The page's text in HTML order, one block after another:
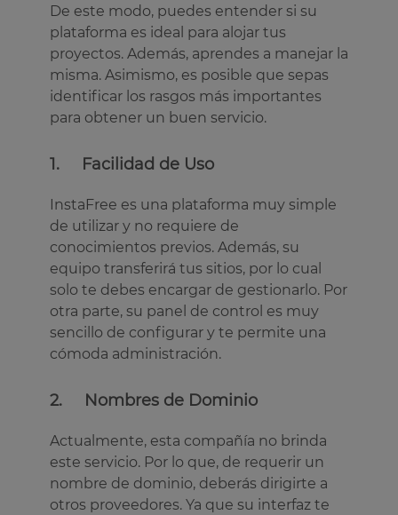
De este modo, puedes entender si su
plataforma es ideal para alojar tus
proyectos. Además, aprendes a manejar la
misma. Asimismo, es posible que sepas
identificar los rasgos más importantes
para obtener un buen servicio.
1. Facilidad de Uso
InstaFree es una plataforma muy simple
de utilizar y no requiere de
conocimientos previos. Además, su
equipo transferirá tus sitios, por lo cual
solo te debes encargar de gestionarlo. Por
otra parte, su panel de control es muy
sencillo de configurar y te permite una
cómoda administración.
2. Nombres de Dominio
Actualmente, esta compañía no brinda
este servicio. Por lo que, de requerir un
nombre de dominio, deberás dirigirte a
otros proveedores. Ya que su interfaz te